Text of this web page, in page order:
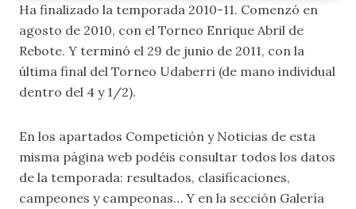
Ha finalizado la temporada 2010-11. Comenzó en
agosto de 2010, con el Torneo Enrique Abril de
Rebote. Y terminó el 29 de junio de 2011, con la
última final del Torneo Udaberri (de mano individual
dentro del 4 y 1/2).
En los apartados Competición y Noticias de esta
misma página web podéis consultar todos los datos
de la temporada: resultados, clasificaciones,
campeones y campeonas… Y en la sección Galería